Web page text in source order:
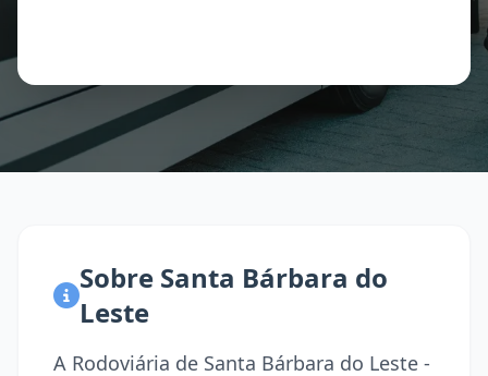
Sobre Santa Bárbara do
Leste
A Rodoviária de Santa Bárbara do Leste -